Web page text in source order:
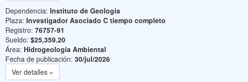
Dependencia: Instituto de Geología
Plaza: Investigador Asociado C tiempo completo
Registro: 76757-91
Sueldo: $25,359.20
Área: Hidrogeología Ambiental
Fecha de publicación: 30/jul/2026
Ver detalles »